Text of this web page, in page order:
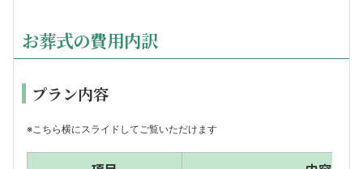
お葬式の費用内訳
プラン内容
※こちら横にスライドしてご覧いただけます